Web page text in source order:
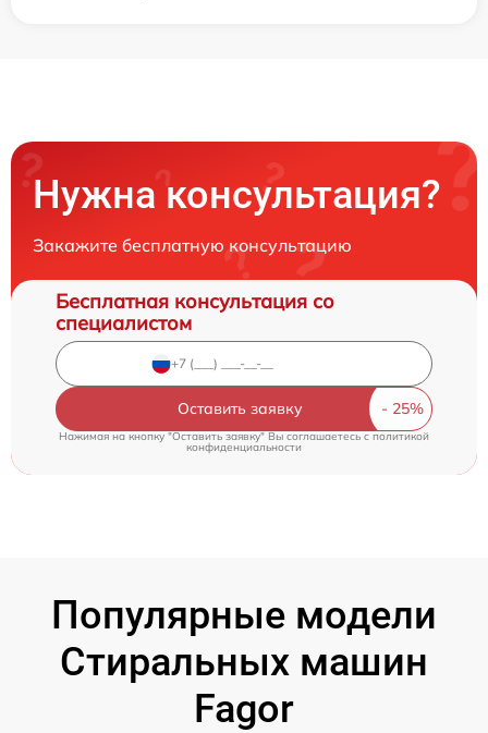
Нужна консультация?
Закажите бесплатную консультацию
Бесплатная консультация со
специалистом
Оставить заявку
Нажимая на кнопку "Оставить заявку" Вы соглашаетесь cполитикой
конфиденциальности
Популярные модели
Стиральных машин
Fagor